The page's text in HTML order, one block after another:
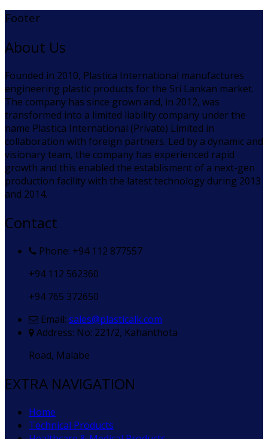
Footer
About Us
Founded in 2010, Plastica International manufactures
engineering plastic products for the Sri Lankan market.
The company has since grown and, in 2012, was
transformed into a limited liability company under the
name Plastica International (Private) Limited in
collaboration with foreign partners. Led by a dynamic and
visionary team, the company has experienced rapid
growth and this enabled the establisment of a next-gen
production facility with the latest technology during 2013
and 2014.
Contact
Phone: +94 112 877557
+94 112 562360
+94 765 372650
Email: sales@plasticalk.com
Address: No: 221/2, Kahanthota
Road, Malabe
EXTRA NAVIGATION
Home
Technical Products